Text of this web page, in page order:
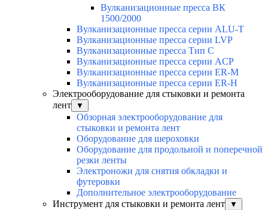
Вулканизационные пресса ВК
1500/2000
Вулканизационные пресса серии ALU-T
Вулканизационные пресса серии LVP
Вулканизационные пресса Тип С
Вулканизационные пресса серии ACP
Вулканизационные пресса серии ER-M
Вулканизационные пресса серии ER-H
Электрооборудование для стыковки и ремонта
лент
▼
Обзорная электрооборудование для
стыковки и ремонта лент
Оборудование для шероховки
Оборудование для продольной и поперечной
резки ленты
Электроножи для снятия обкладки и
футеровки
Дополнительное электрооборудование
Инструмент для стыковки и ремонта лент
▼